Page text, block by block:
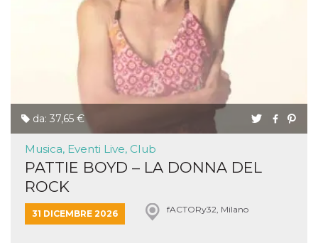
da: 37,65 €
Musica, Eventi Live, Club
PATTIE BOYD – LA DONNA DEL
ROCK
31 DICEMBRE 2026 fACTORy32, Milano